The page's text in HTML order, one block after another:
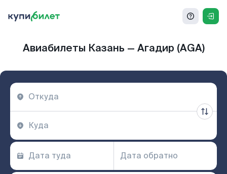
Авиабилеты Казань — Агадир (AGA)